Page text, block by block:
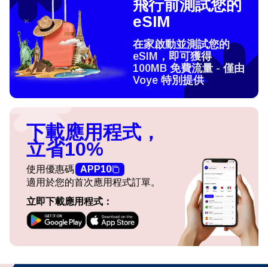
飛行前測試您的
eSIM
在家啟動並測試您的
eSIM，即可獲得
100MB 免費流量 - 僅由
Voye 特別提供
下載應用程式，
立省10%
使用優惠碼 APP10
適用於您的首次應用程式訂單。
立即下載應用程式：